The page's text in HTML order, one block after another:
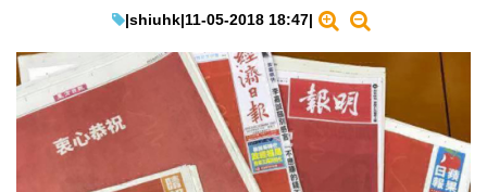
|shiuhk|11-05-2018 18:47|